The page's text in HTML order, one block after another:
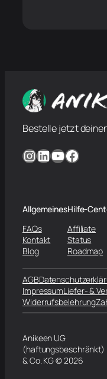
Bestelle jetzt
InstagramLinkedIn YouTube Facebook
Allgemeines
FAQs
Kontakt
Blog
Hilfe-
Affiliate
Status
Roadmap
AGB
ImpressumLiefer- &
Widerrufsbelehrung
Anikeen UG
(haftungsbeschränkt)
& Co. KG © 2026